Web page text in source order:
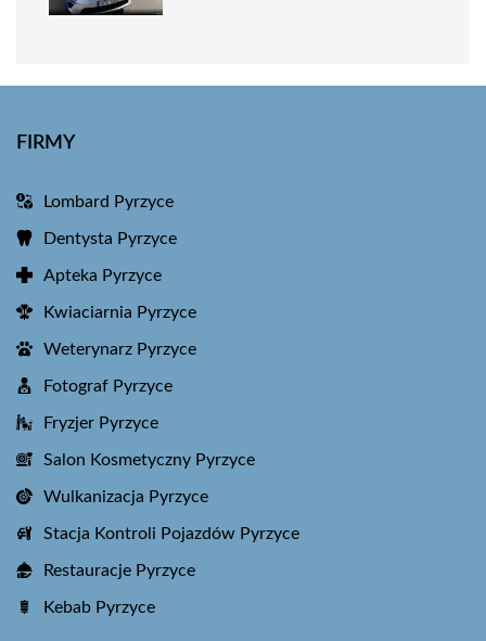
FIRMY
Lombard Pyrzyce
Dentysta Pyrzyce
Apteka Pyrzyce
Kwiaciarnia Pyrzyce
Weterynarz Pyrzyce
Fotograf Pyrzyce
Fryzjer Pyrzyce
Salon Kosmetyczny Pyrzyce
Wulkanizacja Pyrzyce
Stacja Kontroli Pojazdów Pyrzyce
Restauracje Pyrzyce
Kebab Pyrzyce